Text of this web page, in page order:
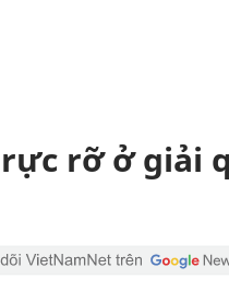
rỡ ở giải